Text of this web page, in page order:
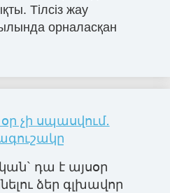
Тілсіз жау
орналасқан
չի սպասվում․
դա է այսօր
ձեր գլխավոր